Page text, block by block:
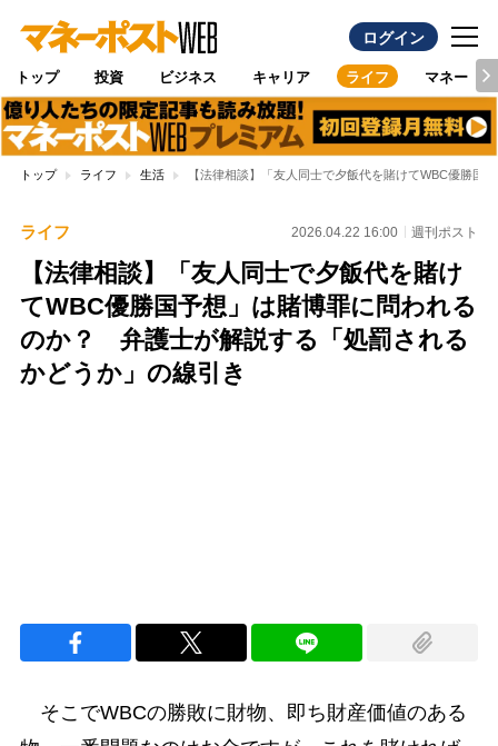
ログイン
トップ 投資 ビジネス キャリア ライフ マネー
トップ ライフ 生活 【法律相談】「友人同士で夕飯代を賭けてWBC優勝
ライフ 2026.04.22 16:00 週刊ポスト
【法律相談】「友人同士で夕飯代を賭け
てWBC優勝国予想」は賭博罪に問われる
のか？ 弁護士が解説する「処罰される
かどうか」の線引き
そこでWBCの勝敗に財物、即ち財産価値のある